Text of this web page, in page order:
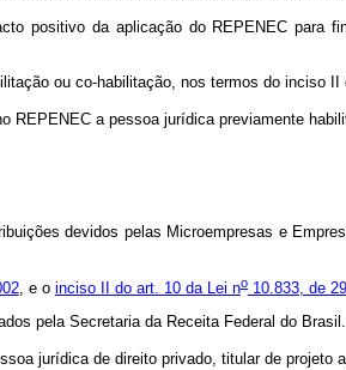
positivo da aplicação do REPENEC para
ou co-habilitação, nos termos do inciso II
a pessoa jurídica previamente
devidos pelas Microempresas e
, e o inciso II do art. 10 da Lei no10.833, de
pela Secretaria da Receita Federal do Brasil.
jurídica de direito privado, titular de projeto